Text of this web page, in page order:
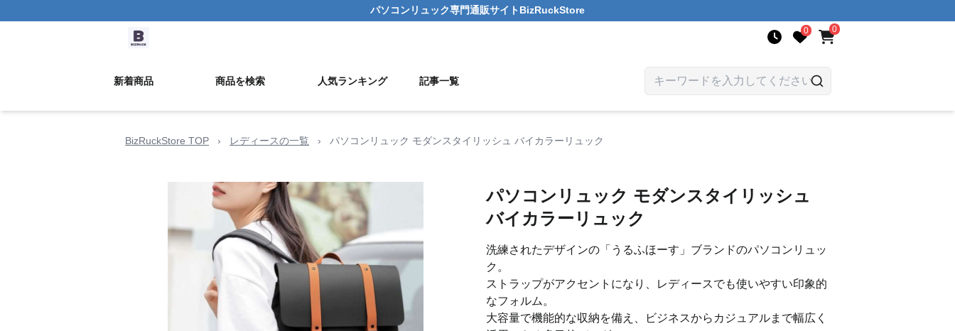
パソコンリュック専門通販サイト BizRuckStore
0 0
新着商品 商品を検索 人気ランキング 記事一覧
BizRuckStore TOP › レディースの一覧 › パソコンリュック モダンスタイリッシュ バイカラーリュック
パソコンリュック モダンスタイリッシュ
バイカラーリュック
洗練されたデザインの「うるふほーす」ブランドのパソコンリュッ
ク。
ストラップがアクセントになり、レディースでも使いやすい印象的
なフォルム。
大容量で機能的な収納を備え、ビジネスからカジュアルまで幅広く